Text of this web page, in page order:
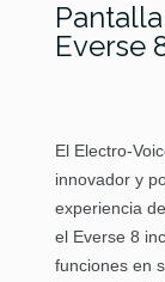
Everse
El Electro-
innovador y
experiencia
el Everse 8
funciones en
Referencia